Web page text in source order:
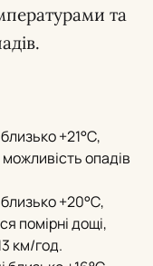
та
+21°С,
опадів
+20°С,
помірні дощі,
км/год.